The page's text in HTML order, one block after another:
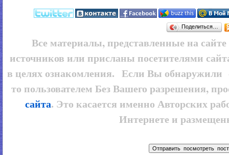
Поделиться…
Все материалы, представленные на сайте
источников или присланы посетителями
в целях ознакомления. Если Вы
то пользователем Без Вашего разрешения,
сайта. Это касается именно Авторских
Интернете и